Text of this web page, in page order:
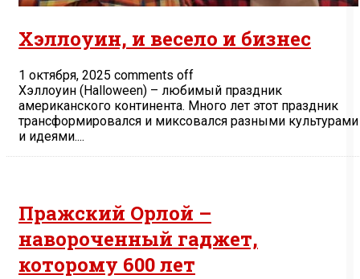
Хэллоуин, и весело и бизнес
1 октября, 2025 comments off
Хэллоуин (Halloween) – любимый праздник
американского континента. Много лет этот праздник
трансформировался и миксовался разными культурами
и идеями....
Пражский Орлой –
навороченный гаджет,
которому 600 лет